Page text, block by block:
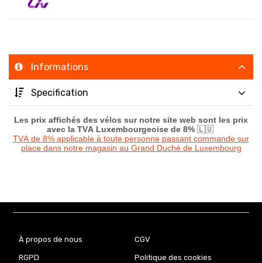
Informations
Specification
Les prix affichés des vélos sur notre site web sont les prix
avec la TVA Luxembourgeoise de 8% 🇱🇺
TVA de 8% applicable à toute personne passant commande sur
place dans notre magasin au Grand Duché de Luxembourg
À propos de nous CGV
RGPD Politique des cookies